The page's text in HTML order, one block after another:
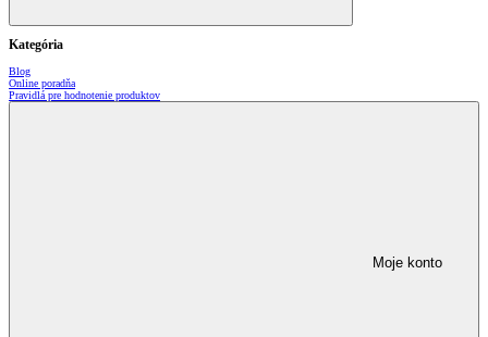
Kategória
Blog
Online poradňa
Pravidlá pre hodnotenie produktov
Moje konto